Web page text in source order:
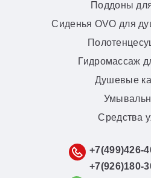
Поддоны
Сиденья OVO для
Гидромассаж
Душевые
Средства
+7(499)426-
+7(926)180-